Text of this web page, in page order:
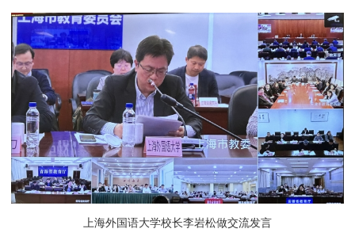
上海外国语大学校长李岩松做交流发言